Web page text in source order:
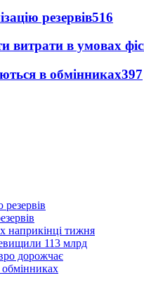
резервів516
в умовах
в обмінниках397
наприкінці тижня
113 млрд
дорожчає